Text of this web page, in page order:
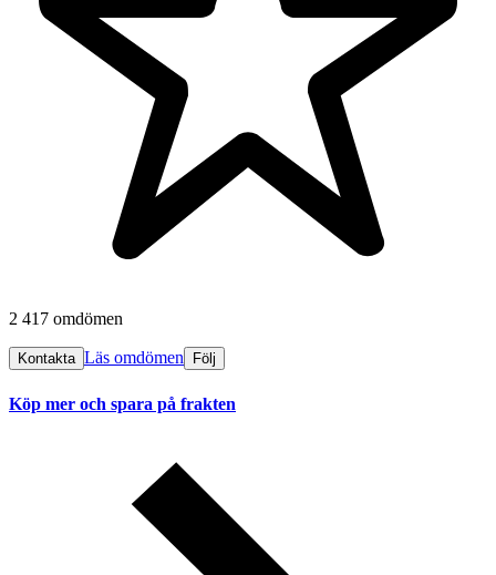
2 417 omdömen
Kontakta Läs omdömen Följ
Köp mer och spara på frakten